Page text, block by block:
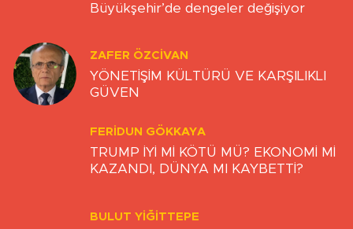
Büyükşehir’de dengeler değişiyor
ZAFER ÖZCIVAN
YÖNETİŞİM KÜLTÜRÜ VE KARŞILIKLI
GÜVEN
FERIDUN GÖKKAYA
TRUMP İYİ Mİ KÖTÜ MÜ? EKONOMİ Mİ
KAZANDI, DÜNYA MI KAYBETTİ?
BULUT YİĞİTTEPE